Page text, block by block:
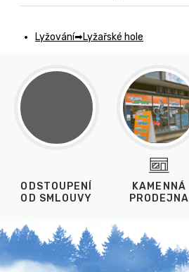
Lyžování Lyžařské hole
ODSTOUPENÍ
OD SMLOUVY
KAMENNÁ
PRODEJNA